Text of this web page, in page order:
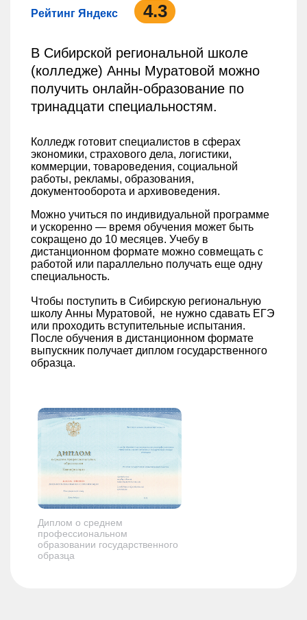
Рейтинг Яндекс 4.3
В Сибирской региональной школе
(колледже) Анны Муратовой можно
получить онлайн-образование по
тринадцати специальностям.
Колледж готовит специалистов в сферах
экономики, страхового дела, логистики,
коммерции, товароведения, социальной
работы, рекламы, образования,
документооборота и архивоведения.
Можно учиться по индивидуальной программе
и ускоренно — время обучения может быть
сокращено до 10 месяцев. Учебу в
дистанционном формате можно совмещать с
работой или параллельно получать еще одну
специальность.
Чтобы поступить в Сибирскую региональную
школу Анны Муратовой, не нужно сдавать ЕГЭ
или проходить вступительные испытания.
После обучения в дистанционном формате
выпускник получает диплом государственного
образца.
Диплом о среднем
профессиональном
образовании государственного
образца